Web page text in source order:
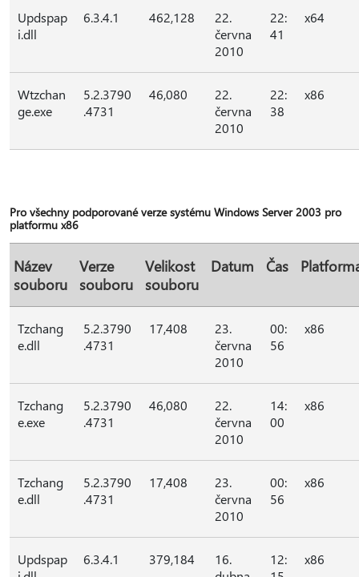
Updspap
i.dll
6.3.4.1 462,128
22.
června
2010
22:
41
x64
Wtzchan
ge.exe
5.2.3790
.4731
46,080
22.
června
2010
22:
38
x86
Pro všechny podporované verze systému Windows Server 2003 pro
platformu x86
Název
souboru
Verze
souboru
Velikost
souboru
Datum Čas
Tzchang
e.dll
5.2.3790
.4731
17,408
23.
června
2010
00:
56
x86
Tzchang
e.exe
5.2.3790
.4731
46,080
22.
června
2010
14:
00
x86
Tzchang
e.dll
5.2.3790
.4731
17,408
23.
června
2010
00:
56
x86
Updspap
6.3.4.1 379,184
16.
12:
x86